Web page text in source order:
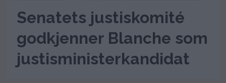
Senatets justiskomité
godkjenner Blanche som
justisministerkandidat